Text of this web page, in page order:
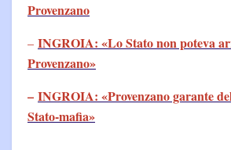
Provenzano
– INGROIA: «Lo Stato non poteva
Provenzano»
– INGROIA: «Provenzano garante
Stato-mafia»